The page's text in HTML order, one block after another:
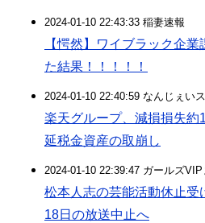
2024-01-10 22:43:33 稲妻速報
【愕然】ワイブラック企
た結果！！！！！
2024-01-10 22:40:59 なんじぇい
楽天グループ、減損損失
延税金資産の取崩し
2024-01-10 22:39:47 ガールズVIP
松本人志の芸能活動休止受
18日の放送中止へ